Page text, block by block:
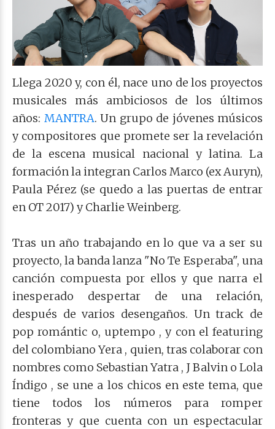
Llega 2020 y, con él, nace uno de los proyectos
musicales más ambiciosos de los últimos
años: MANTRA. Un grupo de jóvenes músicos
y compositores que promete ser la revelación
de la escena musical nacional y latina. La
formación la integran Carlos Marco (ex Auryn),
Paula Pérez (se quedo a las puertas de entrar
en OT 2017) y Charlie Weinberg.
Tras un año trabajando en lo que va a ser su
proyecto, la banda lanza "No Te Esperaba", una
canción compuesta por ellos y que narra el
inesperado despertar de una relación,
después de varios desengaños. Un track de
pop romántic o, uptempo , y con el featuring
del colombiano Yera , quien, tras colaborar con
nombres como Sebastian Yatra , J Balvin o Lola
Índigo , se une a los chicos en este tema, que
tiene todos los números para romper
fronteras y que cuenta con un espectacular